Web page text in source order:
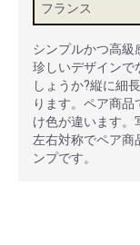
フランス
シンプルかつ高級
珍しいデザインで
しょうか?縦に細
ります。ペア商
け色が違います。
左右対称でペア商
ンプです。